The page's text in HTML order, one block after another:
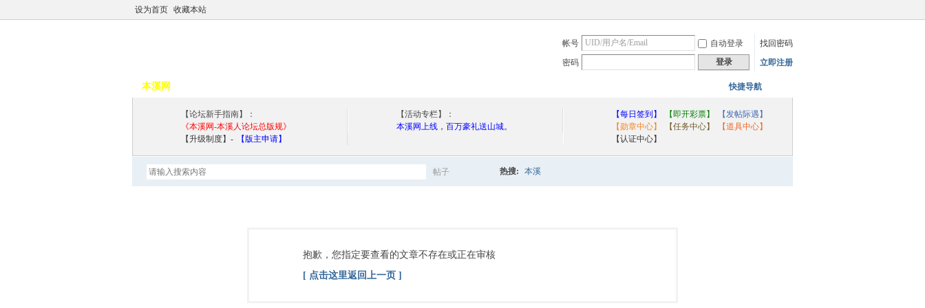
设为首页 收藏本站
帐号 自动登录
找回密码
密码
登录 立即注册
快捷导航
本溪网
【论坛新手指南】：
《本溪网-本溪人论坛总版规》
【升级制度】-
【版主申请】
【活动专栏】：
本溪网上线，百万豪礼送山城。
【每日签到】 【即开彩票】
【发帖际遇】
【勋章中心】
【任务中心】
【道具中心】
【认证中心】
帖子
索
热搜: 本溪
抱歉，您指定要查看的文章不存在或正在审核
[ 点击这里返回上一页 ]